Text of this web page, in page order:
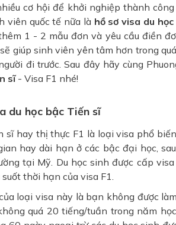
cơ hội để khởi nghiệp thành
viên quốc tế nữa là hồ sơ visa du học
1 - 2 mẫu đơn và yêu cầu điền
giúp sinh viên yên tâm hơn trong
đi trước. Sau đây hãy cùng
sĩ- Visa F1 nhé!
du học bậc Tiến sĩ
sĩ hay thị thực F1 là loại visa phổ
hay dài hạn ở các bậc đại học,
tại Mỹ. Du học sinh được cấp
thời hạn của visa F1.
loại visa này là bạn không được
quá 20 tiếng/tuần trong năm